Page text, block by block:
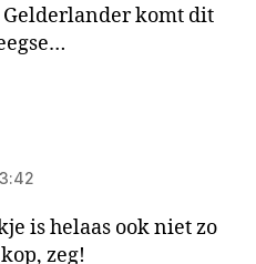
komt dit
is helaas ook niet zo
zeg!